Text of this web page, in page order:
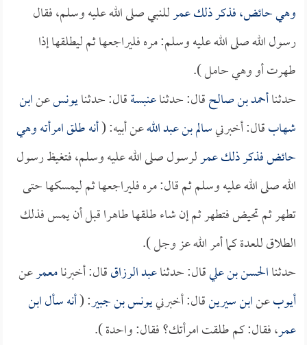
وهي حائض، فذكر ذلكعمرللنبي صلى الله عليه وسلم، فقال
رسول الله صلى الله عليه وسلم: مره فليراجعها ثم ليطلقها إذا
طهرت أو وهي حامل ).
حدثناأحمد بن صالحقال: حدثناعنبسةقال: حدثنايونسعنابن
شهابقال: أخبرنيسالم بن عبد اللهعن أبيه: (أنه طلق امرأته وهي
حائض فذكر ذلكعمرلرسول صلى الله عليه وسلم، فتغيظ رسول
الله صلى الله عليه وسلم ثم قال: مره فليراجعها ثم ليمسكها حتى
تطهر ثم تحيض فتطهر ثم إن شاء طلقها طاهرا قبل أن يمس فذلك
الطلاق للعدة كما أمر الله عز وجل ).
حدثناالحسن بن عليقال: حدثناعبد الرزاققال: أخبرنامعمرعن
أيوبعنابن سيرينقال: أخبرنييونس بن جبير: (أنه سألابن
عمر، فقال: كم طلقت امرأتك؟ فقال: واحدة ).